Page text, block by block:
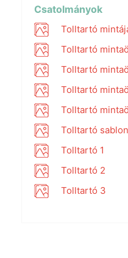
Csatolmányok
Tolltartó
Tolltartó
Tolltartó
Tolltartó
Tolltartó
Tolltartó
Tolltartó 1
Tolltartó 2
Tolltartó 3